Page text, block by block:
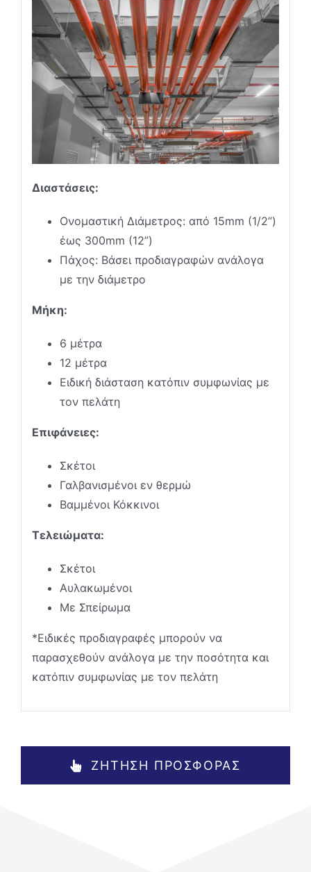
Διαστάσεις:
Ονομαστική Διάμετρος: από 15mm (1/2”)
έως 300mm (12”)
Πάχος: Βάσει προδιαγραφών ανάλογα
με την διάμετρο
Μήκη:
6 μέτρα
12 μέτρα
Ειδική διάσταση κατόπιν συμφωνίας με
τον πελάτη
Επιφάνειες:
Σκέτοι
Γαλβανισμένοι εν θερμώ
Βαμμένοι Κόκκινοι
Τελειώματα:
Σκέτοι
Αυλακωμένοι
Με Σπείρωμα
*Ειδικές προδιαγραφές μπορούν να
παρασχεθούν ανάλογα με την ποσότητα και
κατόπιν συμφωνίας με τον πελάτη
ΖΗΤΗΣΗ ΠΡΟΣΦΟΡΑΣ